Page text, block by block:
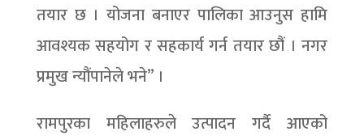
तयार छ । योजना बनाएर पालिका आउनुस हामि
आवश्यक सहयोग र सहकार्य गर्न तयार छौं । नगर
प्रमुख न्यौंपानेले भने” ।
रामपुरका महिलाहरुले उत्पादन गर्दै आएको